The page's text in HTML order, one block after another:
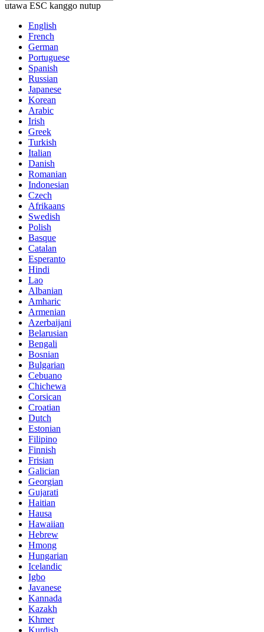
utawa ESC kanggo nutup
English
French
German
Portuguese
Spanish
Russian
Japanese
Korean
Arabic
Irish
Greek
Turkish
Italian
Danish
Romanian
Indonesian
Czech
Afrikaans
Swedish
Polish
Basque
Catalan
Esperanto
Hindi
Lao
Albanian
Amharic
Armenian
Azerbaijani
Belarusian
Bengali
Bosnian
Bulgarian
Cebuano
Chichewa
Corsican
Croatian
Dutch
Estonian
Filipino
Finnish
Frisian
Galician
Georgian
Gujarati
Haitian
Hausa
Hawaiian
Hebrew
Hmong
Hungarian
Icelandic
Igbo
Javanese
Kannada
Kazakh
Khmer
Kurdish